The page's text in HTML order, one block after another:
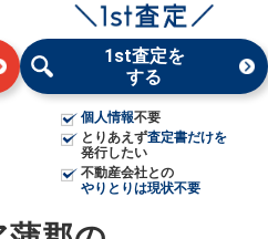
1st査定を
する
個人情報不要
とりあえず査定書だけを
発行したい
不動産会社との
やりとりは現状不要